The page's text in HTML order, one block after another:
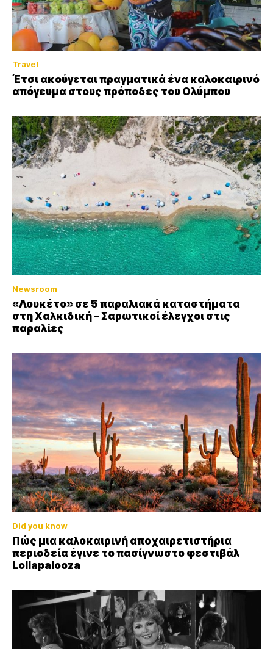
Travel
Έτσι ακούγεται πραγματικά ένα καλοκαιρινό
απόγευμα στους πρόποδες του Ολύμπου
Newsroom
«Λουκέτο» σε 5 παραλιακά καταστήματα
στη Χαλκιδική – Σαρωτικοί έλεγχοι στις
παραλίες
Did you know
Πώς μια καλοκαιρινή αποχαιρετιστήρια
περιοδεία έγινε το πασίγνωστο φεστιβάλ
Lollapalooza